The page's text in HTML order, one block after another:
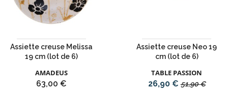
Assiette creuse Melissa
19 cm (lot de 6)
AMADEUS
Prix
63,00 €
Assiette creuse Neo 19
cm (lot de 6)
TABLE PASSION
Prix
26,90 € Prix
51,90 €